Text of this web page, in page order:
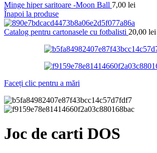
Minge hiper saritoare -Moon Ball 7,00 lei
Înapoi la produse
Catalog pentru cartonasele cu fotbalisti 20,00 lei
Faceți clic pentru a mări
Joc de carti DOS